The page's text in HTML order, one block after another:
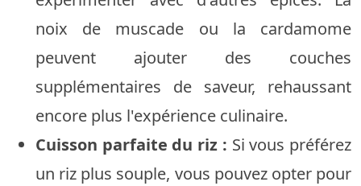
noix de muscade ou la cardamome
peuvent ajouter des couches
supplémentaires de saveur, rehaussant
encore plus l'expérience culinaire.
Cuisson parfaite du riz : Si vous préférez
un riz plus souple, vous pouvez opter pour